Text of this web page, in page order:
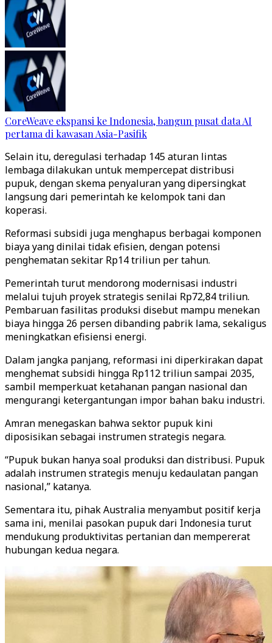
CoreWeave ekspansi ke Indonesia, bangun pusat data AI
pertama di kawasan Asia-Pasifik
Selain itu, deregulasi terhadap 145 aturan lintas
lembaga dilakukan untuk mempercepat distribusi
pupuk, dengan skema penyaluran yang dipersingkat
langsung dari pemerintah ke kelompok tani dan
koperasi.
Reformasi subsidi juga menghapus berbagai komponen
biaya yang dinilai tidak efisien, dengan potensi
penghematan sekitar Rp14 triliun per tahun.
Pemerintah turut mendorong modernisasi industri
melalui tujuh proyek strategis senilai Rp72,84 triliun.
Pembaruan fasilitas produksi disebut mampu menekan
biaya hingga 26 persen dibanding pabrik lama, sekaligus
meningkatkan efisiensi energi.
Dalam jangka panjang, reformasi ini diperkirakan dapat
menghemat subsidi hingga Rp112 triliun sampai 2035,
sambil memperkuat ketahanan pangan nasional dan
mengurangi ketergantungan impor bahan baku industri.
Amran menegaskan bahwa sektor pupuk kini
diposisikan sebagai instrumen strategis negara.
“Pupuk bukan hanya soal produksi dan distribusi. Pupuk
adalah instrumen strategis menuju kedaulatan pangan
nasional,” katanya.
Sementara itu, pihak Australia menyambut positif kerja
sama ini, menilai pasokan pupuk dari Indonesia turut
mendukung produktivitas pertanian dan mempererat
hubungan kedua negara.